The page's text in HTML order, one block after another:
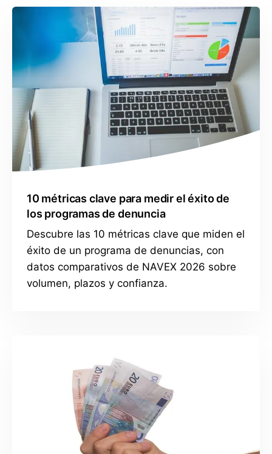
10 métricas clave para medir el éxito de
los programas de denuncia
Descubre las 10 métricas clave que miden el
éxito de un programa de denuncias, con
datos comparativos de NAVEX 2026 sobre
volumen, plazos y confianza.